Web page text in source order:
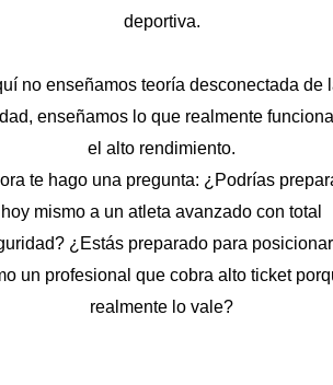
deportiva.
no enseñamos teoría desconectada de
enseñamos lo que realmente
el alto rendimiento.
te hago una pregunta: ¿Podrías
hoy mismo a un atleta avanzado con total
¿Estás preparado para
un profesional que cobra alto ticket
realmente lo vale?